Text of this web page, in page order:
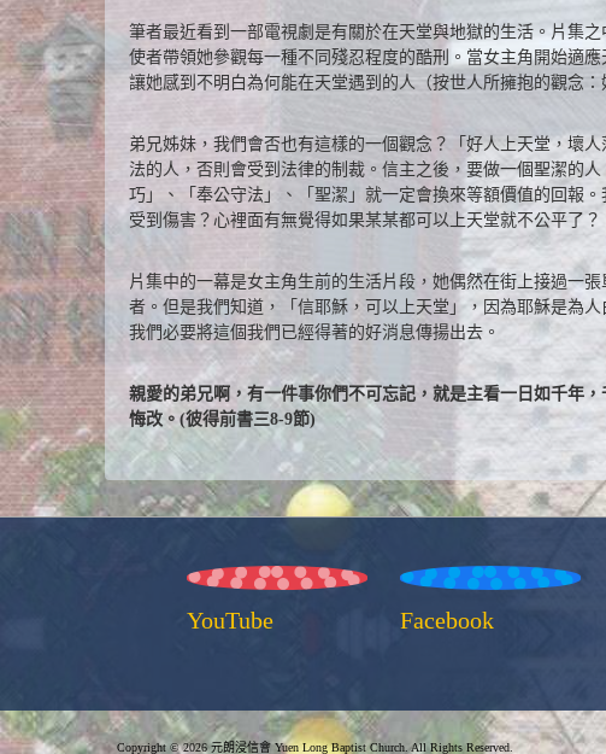
筆者最近看到一部電視劇是有關於在天堂與地獄的生活。片集
使者帶領她參觀每一種不同殘忍程度的酷刑。當女主角開始適
讓她感到不明白為何能在天堂遇到的人（按世人所擁抱的觀念：
弟兄姊妹，我們會否也有這樣的一個觀念？「好人上天堂，壞
法的人，否則會受到法律的制裁。信主之後，要做一個聖潔的
巧」、「奉公守法」、「聖潔」就一定會換來等額價值的回報
受到傷害？心裡面有無覺得如果某某都可以上天堂就不公平了？
片集中的一幕是女主角生前的生活片段，她偶然在街上接過一
者。但是我們知道，「信耶穌，可以上天堂」，因為耶穌是為
我們必要將這個我們已經得著的好消息傳揚出去。
親愛的弟兄啊，有一件事你們不可忘記，就是主看一日如千年
悔改。(彼得前書三8-9節)
YouTube Facebook
Copyright © 2026 元朗浸信會 Yuen Long Baptist Church. All Rights Reserved.